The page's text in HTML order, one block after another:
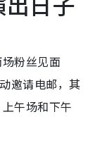
粉丝见面
邀请电邮，其
午场和下午